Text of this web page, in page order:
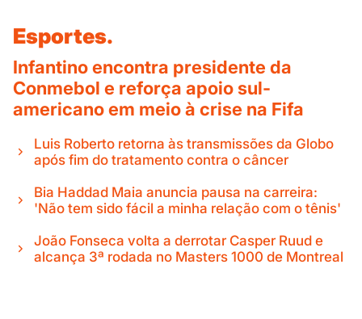
Esportes.
Infantino encontra presidente da
Conmebol e reforça apoio sul-
americano em meio à crise na Fifa
Luis Roberto retorna às transmissões da Globo
após fim do tratamento contra o câncer
Bia Haddad Maia anuncia pausa na carreira:
'Não tem sido fácil a minha relação com o tênis'
João Fonseca volta a derrotar Casper Ruud e
alcança 3ª rodada no Masters 1000 de Montreal